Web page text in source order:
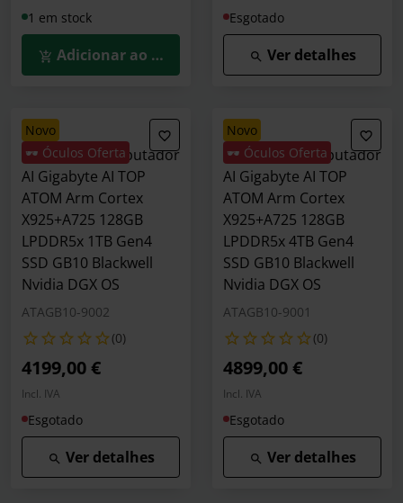
1 em stock
Adicionar ao Carrinho
Esgotado
Ver detalhes
novo
🕶️ Óculos Oferta
Mini Supercomputador
AI Gigabyte AI TOP
ATOM Arm Cortex
X925+A725 128GB
LPDDR5x 1TB Gen4
SSD GB10 Blackwell
Nvidia DGX OS
ATAGB10-9002
(0)
4199,00 €
Incl. IVA
Esgotado
Ver detalhes
novo
🕶️ Óculos Oferta
Mini Supercomputador
AI Gigabyte AI TOP
ATOM Arm Cortex
X925+A725 128GB
LPDDR5x 4TB Gen4
SSD GB10 Blackwell
Nvidia DGX OS
ATAGB10-9001
(0)
4899,00 €
Incl. IVA
Esgotado
Ver detalhes